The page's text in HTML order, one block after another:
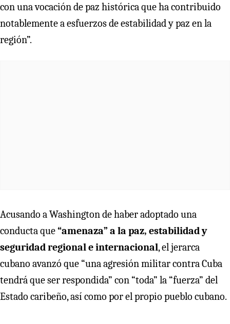
con una vocación de paz histórica que ha contribuido
notablemente a esfuerzos de estabilidad y paz en la
región”.
Acusando a Washington de haber adoptado una
conducta que“amenaza” a la paz, estabilidad y
seguridad regional e internacional, el jerarca
cubano avanzó que “una agresión militar contra Cuba
tendrá que ser respondida” con “toda” la “fuerza” del
Estado caribeño, así como por el propio pueblo cubano.